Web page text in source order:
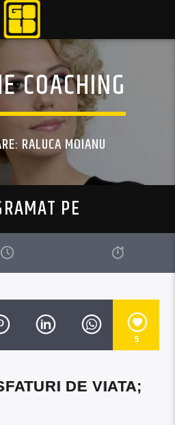
COACHING
RALUCA MOIANU
PE
5
DE VIATA;